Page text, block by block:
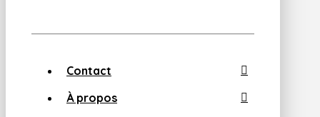
Contact
À propos